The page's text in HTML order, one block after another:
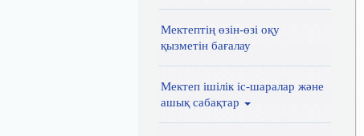
Мектептің өзін-өзі оқу
қызметін бағалау
Мектеп ішілік іс-шаралар және
ашық сабақтар